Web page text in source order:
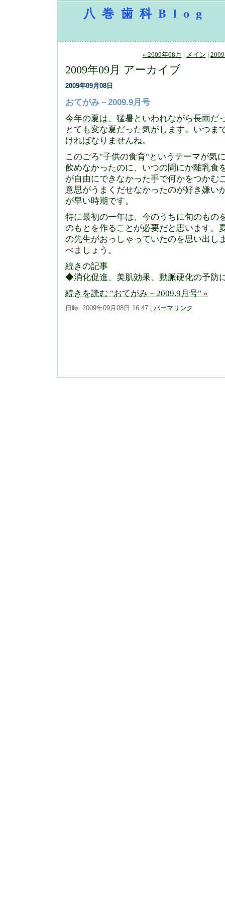
八巻歯科Blog
« 2009年08月 | メイン |
2009年09月 アーカイブ
2009年09月08日
おてがみ－2009.9月号
今年の夏は、猛暑といわれながら長雨だ
とても変な夏だった気がします。いつま
ければなりませんね。
このごろ"子供の食育"というテーマが気
飲めなかったのに、いつの間にか離乳食
が自由にできなかった手で何かをつかむ
意思がうまくだせなかったのが好き嫌い
が早い時期です。
特に最初の一年は、今のうちに旬のもの
のもとを作ることが必要だと思います。
の先生がおっしゃっていたのを思い出し
べましょう。
続きの記事
◆消化促進、美肌効果、動脈硬化の予防
続きを読む "おてがみ－2009.9月号" »
日時: 2009年09月08日 16:47 パーマリンク